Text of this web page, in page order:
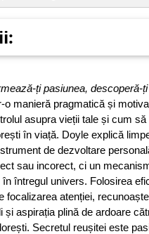
ți pasiunea, descoperă-
o manieră pragmatică și
asupra vieții tale și cum
în viață. Doyle explică
de dezvoltare
sau incorect, ci un
în întregul univers. Folosirea
focalizarea atenției,
și aspirația plină de ardoare
Secretul reușitei este